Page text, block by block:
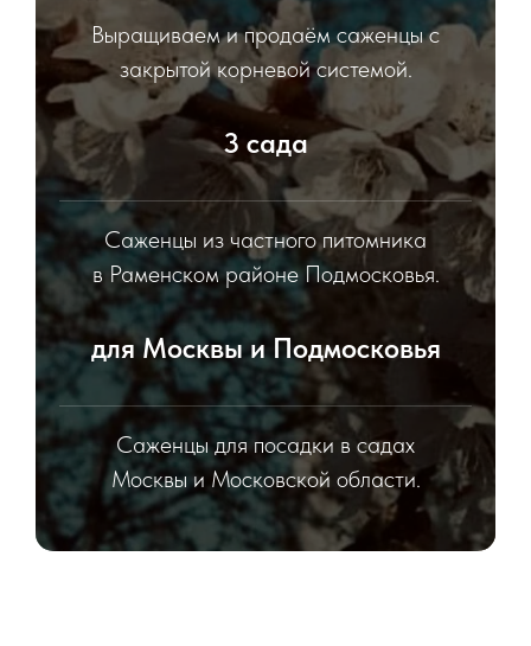
Выращиваем и продаём саженцы с
закрытой корневой системой.
3 сада
Саженцы из частного питомника
в Раменском районе Подмосковья.
для Москвы и Подмосковья
Саженцы для посадки в садах
Москвы и Московской области.